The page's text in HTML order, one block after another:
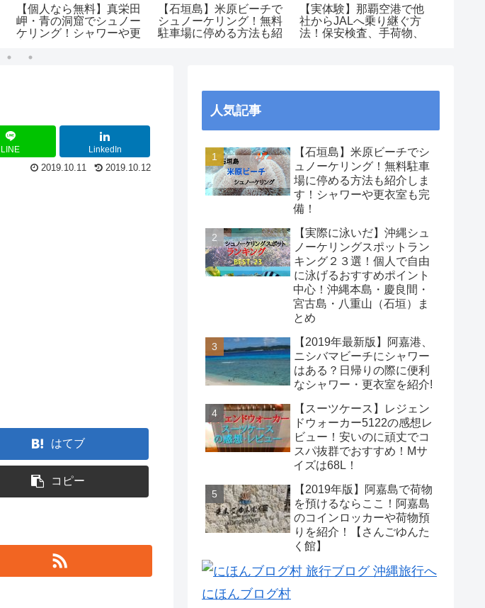
【個人なら無料】真栄田
岬・青の洞窟でシュノー
ケリング！シャワーや更
紹介！
【石垣島】米原ビーチで
シュノーケリング！無料
駐車場に停める方法も紹
【実体験】那覇空港で他
社からJALへ乗り継ぐ方
法！保安検査、手荷物、
LINE
LinkedIn
2019.10.12
2019.10.11
はてブ
コピー
人気記事
【石垣島】米原ビーチでシ
ュノーケリング！無料駐車
場に停める方法も紹介しま
す！シャワーや更衣室も完
備！
【実際に泳いだ】沖縄シュ
ノーケリングスポットラン
キング２３選！個人で自由
に泳げるおすすめポイント
中心！沖縄本島・慶良間・
宮古島・八重山（石垣）ま
とめ
【2019年最新版】阿嘉港、
ニシバマビーチにシャワー
はある？日帰りの際に便利
なシャワー・更衣室を紹介!
【スーツケース】レジェン
ドウォーカー5122の感想レ
ビュー！安いのに頑丈でコ
スパ抜群でおすすめ！Mサ
イズは68L！
【2019年版】阿嘉島で荷物
を預けるならここ！阿嘉島
のコインロッカーや荷物預
りを紹介！【さんごゆんた
く館】
にほんブログ村